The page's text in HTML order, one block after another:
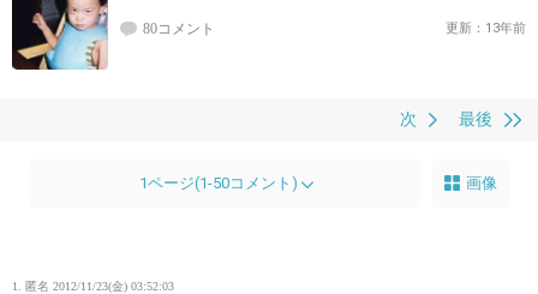
80コメント 更新：13年前
最後
次
1ページ(1-50コメント) 画像
1. 匿名 2012/11/23(金) 03:52:03